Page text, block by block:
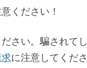
ください！
さい。騙されて
に注意してくだ